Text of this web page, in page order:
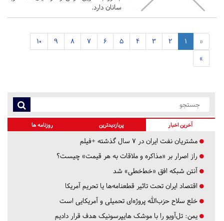
سانان دارد.
«
1
2
3
4
5
6
7
8
9
10
»
آخرین اخبار پربازدیدترین روزنامه ها
مشتریان نفت ایران در ۷ سال گذشته +فیلم
راز اصرار بر «مذاکره و ملاقات به هر قیمت» چیست؟
آنتن شبکه افق «خط‌خطی» شد
اقتصاد ایران تحت تاثیر قطعنامه‌ها یا تحریم‌ آمریکا
خلع سلاح حزب‌الله پروژه‌ای تحمیلی و آمریکایی است
یمن: تل‌آویو را با موشک هایپرسونیک هدف قرار دادیم